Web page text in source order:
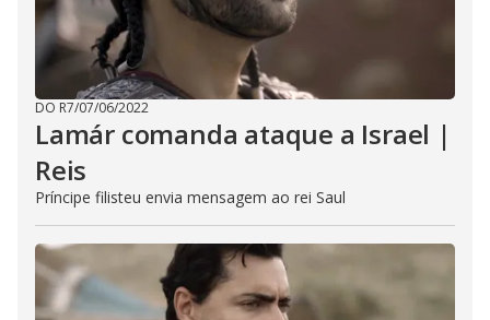
DO R7/07/06/2022
Lamár comanda ataque a Israel |
Reis
Príncipe filisteu envia mensagem ao rei Saul